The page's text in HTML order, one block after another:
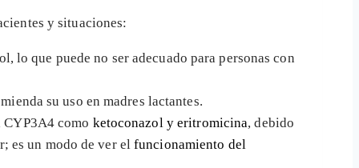
y situaciones:
lo que puede no ser adecuado para personas con
su uso en madres lactantes.
como ketoconazol y eritromicina, debido
es un modo de ver elfuncionamiento del